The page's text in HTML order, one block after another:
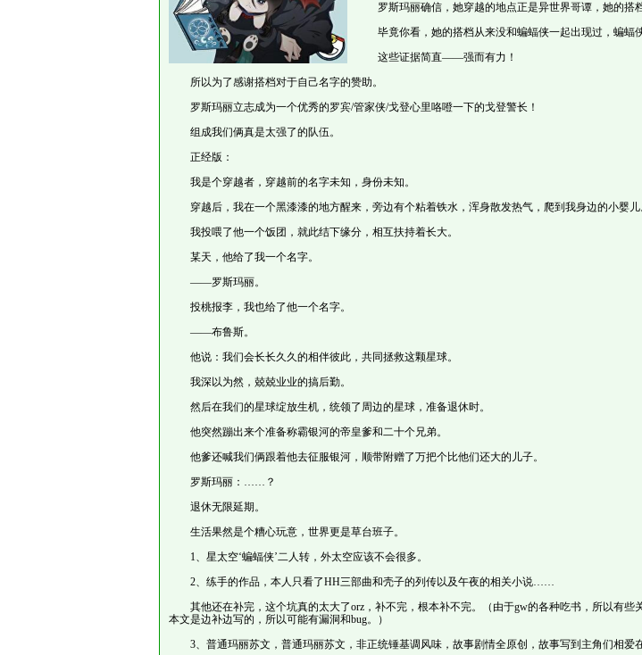
罗斯玛丽确信，她穿越的地点正是异世界哥谭，她的搭档
毕竟你看，她的搭档从来没和蝙蝠侠一起出现过，蝙蝠侠
这些证据简直——强而有力！
所以为了感谢搭档对于自己名字的赞助。
罗斯玛丽立志成为一个优秀的罗宾/管家侠/戈登心里咯噔一下的戈登警长！
组成我们俩真是太强了的队伍。
正经版：
我是个穿越者，穿越前的名字未知，身份未知。
穿越后，我在一个黑漆漆的地方醒来，旁边有个粘着铁水，浑身散发热气，爬到我身边的小婴儿
我投喂了他一个饭团，就此结下缘分，相互扶持着长大。
某天，他给了我一个名字。
——罗斯玛丽。
投桃报李，我也给了他一个名字。
——布鲁斯。
他说：我们会长长久久的相伴彼此，共同拯救这颗星球。
我深以为然，兢兢业业的搞后勤。
然后在我们的星球绽放生机，统领了周边的星球，准备退休时。
他突然蹦出来个准备称霸银河的帝皇爹和二十个兄弟。
他爹还喊我们俩跟着他去征服银河，顺带附赠了万把个比他们还大的儿子。
罗斯玛丽：……？
退休无限延期。
生活果然是个糟心玩意，世界更是草台班子。
1、星太空‘蝙蝠侠’二人转，外太空应该不会很多。
2、练手的作品，本人只看了HH三部曲和壳子的列传以及午夜的相关小说……
其他还在补完，这个坑真的太大了orz，补不完，根本补不完。（由于gw的各种吃书，所以有些
本文是边补边写的，所以可能有漏洞和bug。）
3、普通玛丽苏文，普通玛丽苏文，非正统锤基调风味，故事剧情全原创，故事写到主角们相爱